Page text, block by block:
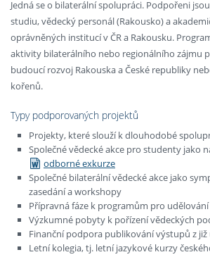
Jedná se o bilaterální spolupráci. Podpořeni
studiu, vědecký personál (Rakousko) a
oprávněných institucí v ČR a Rakousku.
aktivity bilaterálního nebo regionálního zájmu
budoucí rozvoj Rakouska a České republiky
kořenů.
Typy podporovaných projektů
Projekty, které slouží k dlouhodobé
Společné vědecké akce pro studenty jako
odborné exkurze
Společné bilaterální vědecké akce jako
zasedání a workshopy
Přípravná fáze k programům pro
Výzkumné pobyty k pořízení vědeckých
Finanční podpora publikování výstupů z
Letní kolegia, tj. letní jazykové kurzy